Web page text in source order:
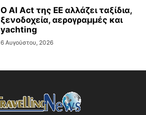
Ο AI Act της ΕΕ αλλάζει ταξίδια,
ξενοδοχεία, αερογραμμές και
yachting
6 Αυγούστου, 2026